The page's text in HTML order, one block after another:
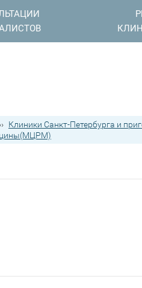
›› Клиники Санкт-Петербурга и